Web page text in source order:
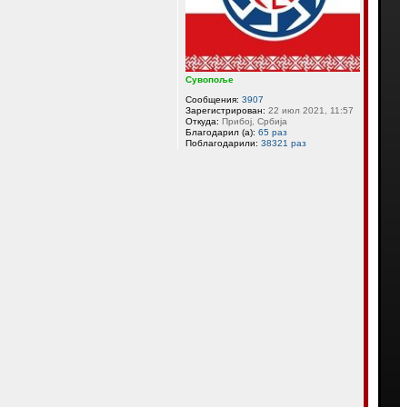
Сувопоље
Сообщения: 3907
Зарегистрирован: 22 июл 2021, 11:57
Откуда: Прибој, Србија
Благодарил (а): 65 раз
Поблагодарили: 38321 раз